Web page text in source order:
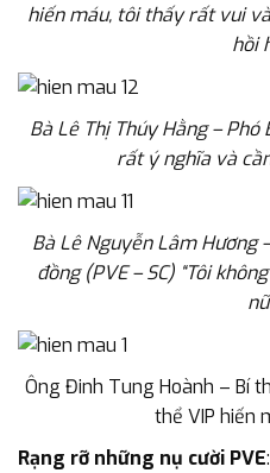
hiến máu, tôi thấy rất vui
hồi
Bà Lê Thị Thúy Hằng – Phó
rất ý nghĩa và
Bà Lê Nguyễn Lâm Hương
đồng (PVE – SC) “Tôi
Ông Đinh Tung Hoành – Bí
thể VIP hiến
Rạng rỡ những nụ cười PVE: